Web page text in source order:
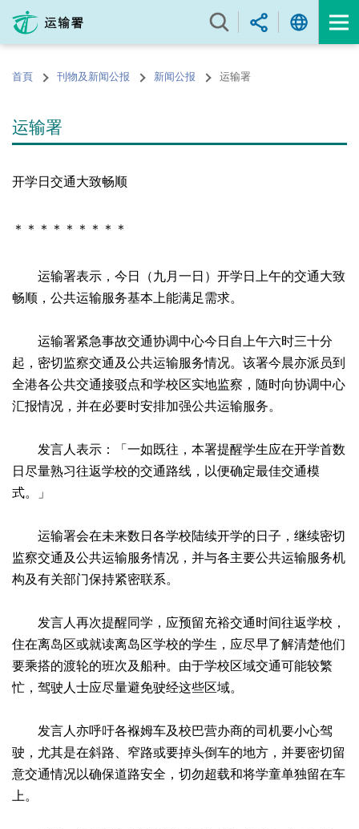
内
的首頁 刊物及新闻公报 新闻公报 运输署
运输署
开学日交通大致畅顺
＊＊＊＊＊＊＊＊＊
运输署表示，今日（九月一日）开学日上午的交通大致
畅顺，公共运输服务基本上能满足需求。
运输署紧急事故交通协调中心今日自上午六时三十分
起，密切监察交通及公共运输服务情况。该署今晨亦派员到
全港各公共交通接驳点和学校区实地监察，随时向协调中心
汇报情况，并在必要时安排加强公共运输服务。
发言人表示：「一如既往，本署提醒学生应在开学首数
日尽量熟习往返学校的交通路线，以便确定最佳交通模
式。」
运输署会在未来数日各学校陆续开学的日子，继续密切
监察交通及公共运输服务情况，并与各主要公共运输服务机
构及有关部门保持紧密联系。
发言人再次提醒同学，应预留充裕交通时间往返学校，
住在离岛区或就读离岛区学校的学生，应尽早了解清楚他们
要乘搭的渡轮的班次及船种。由于学校区域交通可能较繁
忙，驾驶人士应尽量避免驶经这些区域。
发言人亦呼吁各褓姆车及校巴营办商的司机要小心驾
驶，尤其是在斜路、窄路或要掉头倒车的地方，并要密切留
意交通情况以确保道路安全，切勿超载和将学童单独留在车
上。